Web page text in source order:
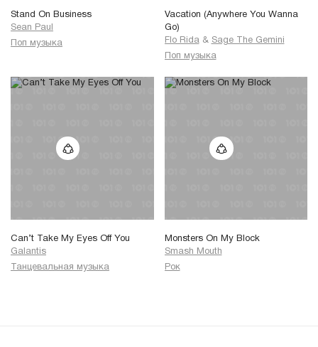
Stand On Business
Sean Paul
Поп музыка
Vacation (Anywhere You Wanna
Go)
Flo Rida & Sage The Gemini
Поп музыка
Can’t Take My Eyes Off You
Galantis
Танцевальная музыка
Monsters On My Block
Smash Mouth
Рок